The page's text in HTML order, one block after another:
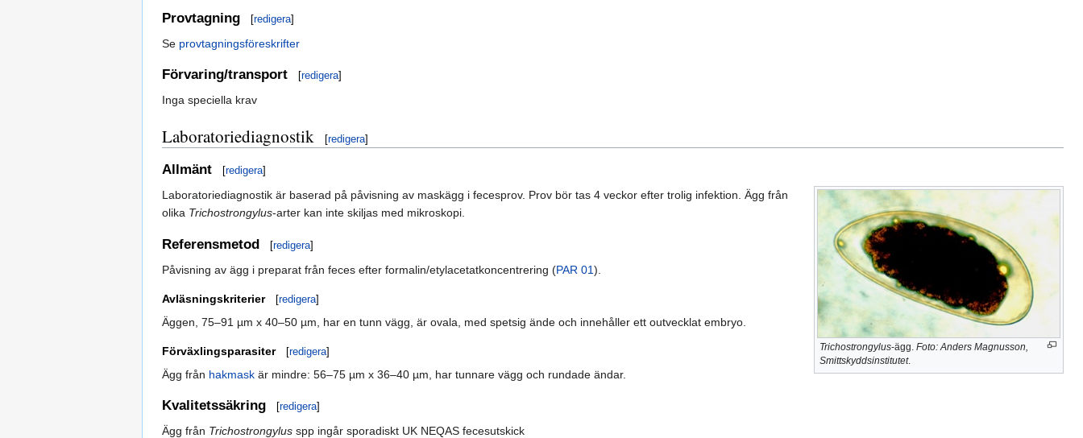
Provtagning [redigera]
Se provtagningsföreskrifter
Förvaring/transport [redigera]
Inga speciella krav
Laboratoriediagnostik [redigera]
Allmänt [redigera]
Trichostrongylus-ägg. Foto: Anders Magnusson,
Smittskyddsinstitutet.
Laboratoriediagnostik är baserad på påvisning av maskägg i fecesprov. Prov bör tas 4 veckor efter trolig infektion. Ägg från
olika Trichostrongylus-arter kan inte skiljas med mikroskopi.
Referensmetod [redigera]
Påvisning av ägg i preparat från feces efter formalin/etylacetatkoncentrering (PAR 01).
Avläsningskriterier [redigera]
Äggen, 75–91 µm x 40–50 µm, har en tunn vägg, är ovala, med spetsig ände och innehåller ett outvecklat embryo.
Förväxlingsparasiter [redigera]
Ägg från hakmask är mindre: 56–75 µm x 36–40 µm, har tunnare vägg och rundade ändar.
Kvalitetssäkring [redigera]
Ägg från Trichostrongylus spp ingår sporadiskt UK NEQAS fecesutskick